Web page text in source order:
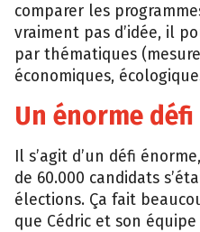
comparer les
vraiment pas d’idée, il
par thématiques
économiques,
Un énorme défi
Il s’agit d’un défi
de 60.000 candidats
élections. Ça fait
que Cédric et son